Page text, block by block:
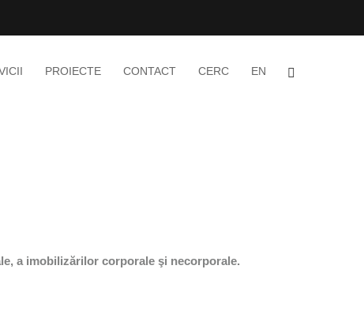
PROIECTE CONTACT CERC EN
a imobilizărilor corporale şi necorporale.